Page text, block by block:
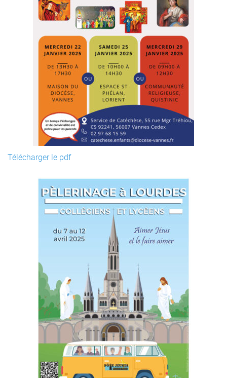
Télécharger le pdf